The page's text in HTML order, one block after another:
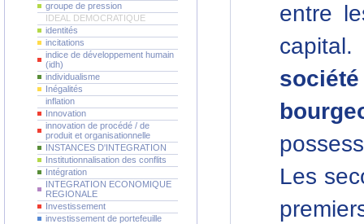
groupe de pression
IDEAL DEMOCRATIQUE
identités
incitations
indice de développement humain
(idh)
individualisme
Inégalités
inflation
Innovation
innovation de procédé / de
produit et organisationnelle
INSTANCES D'INTEGRATION
Institutionnalisation des conflits
Intégration
INTEGRATION ECONOMIQUE
REGIONALE
Investissement
investissement de portefeuille
entre
Les